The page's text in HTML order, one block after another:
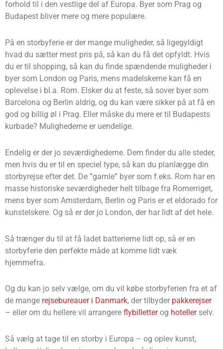
forhold til i den vestlige del af Europa. Byer som Prag og
Budapest bliver mere og mere populære.
På en storbyferie er der mange muligheder, så ligegyldigt
hvad du sætter mest pris på, så kan du få det opfyldt. Hvis
du er til shopping, så kan du finde spændende muligheder i
byer som London og Paris, mens madelskerne kan få en
oplevelse i bl.a. Rom. Elsker du at feste, så sover byer som
Barcelona og Berlin aldrig, og du kan være sikker på at få en
god og billig øl i Prag. Eller måske du mere er til Budapests
kurbade? Mulighederne er uendelige.
Endelig er der jo seværdighederne. Dem finder du alle steder,
men hvis du er til en speciel type, så kan du planlægge din
storbyrejse efter det. De ”gamle” byer som f.eks. Rom har en
masse historiske seværdigheder helt tilbage fra Romerriget,
mens byer som Amsterdam, Berlin og Paris er et eldorado for
kunstelskere. Og så er der jo London, der har lidt af det hele.
Så trænger du til at få ladet batterierne lidt op, så er en
storbyferie den perfekte måde at komme lidt væk
hjemmefra.
Og du kan jo selv vælge, om du vil købe storbyferien fra et af
de mange rejsebureauer i Danmark, der tilbyder pakkerejser
– eller om du hellere vil arrangere flybilletterog hotellerselv.
Så vælg at tage til en storby i Europa – og oplev kunst,